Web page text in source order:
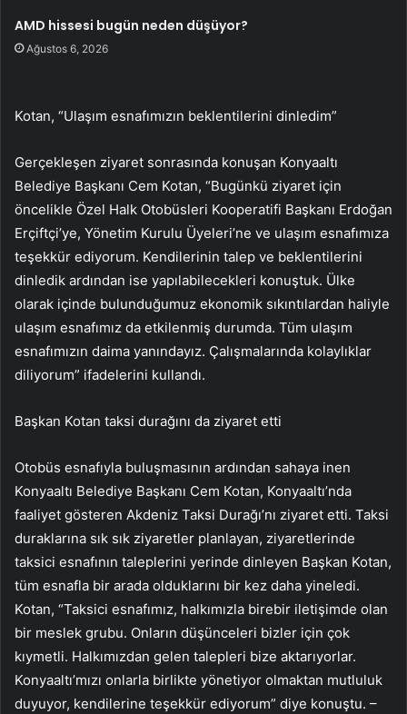
AMD hissesi bugün neden düşüyor?
Ağustos 6, 2026
Kotan, “Ulaşım esnafımızın beklentilerini dinledim”
Gerçekleşen ziyaret sonrasında konuşan Konyaaltı
Belediye Başkanı Cem Kotan, “Bugünkü ziyaret için
öncelikle Özel Halk Otobüsleri Kooperatifi Başkanı Erdoğan
Erçiftçi’ye, Yönetim Kurulu Üyeleri’ne ve ulaşım esnafımıza
teşekkür ediyorum. Kendilerinin talep ve beklentilerini
dinledik ardından ise yapılabilecekleri konuştuk. Ülke
olarak içinde bulunduğumuz ekonomik sıkıntılardan haliyle
ulaşım esnafımız da etkilenmiş durumda. Tüm ulaşım
esnafımızın daima yanındayız. Çalışmalarında kolaylıklar
diliyorum” ifadelerini kullandı.
Başkan Kotan taksi durağını da ziyaret etti
Otobüs esnafıyla buluşmasının ardından sahaya inen
Konyaaltı Belediye Başkanı Cem Kotan, Konyaaltı’nda
faaliyet gösteren Akdeniz Taksi Durağı’nı ziyaret etti. Taksi
duraklarına sık sık ziyaretler planlayan, ziyaretlerinde
taksici esnafının taleplerini yerinde dinleyen Başkan Kotan,
tüm esnafla bir arada olduklarını bir kez daha yineledi.
Kotan, “Taksici esnafımız, halkımızla birebir iletişimde olan
bir meslek grubu. Onların düşünceleri bizler için çok
kıymetli. Halkımızdan gelen talepleri bize aktarıyorlar.
Konyaaltı’mızı onlarla birlikte yönetiyor olmaktan mutluluk
duyuyor, kendilerine teşekkür ediyorum” diye konuştu. –